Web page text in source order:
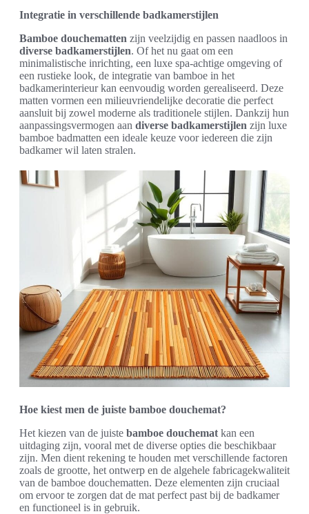
Integratie in verschillende badkamerstijlen
Bamboe douchematten zijn veelzijdig en passen naadloos in
diverse badkamerstijlen. Of het nu gaat om een
minimalistische inrichting, een luxe spa-achtige omgeving of
een rustieke look, de integratie van bamboe in het
badkamerinterieur kan eenvoudig worden gerealiseerd. Deze
matten vormen een milieuvriendelijke decoratie die perfect
aansluit bij zowel moderne als traditionele stijlen. Dankzij hun
aanpassingsvermogen aan diverse badkamerstijlen zijn luxe
bamboe badmatten een ideale keuze voor iedereen die zijn
badkamer wil laten stralen.
Hoe kiest men de juiste bamboe douchemat?
Het kiezen van de juiste bamboe douchemat kan een
uitdaging zijn, vooral met de diverse opties die beschikbaar
zijn. Men dient rekening te houden met verschillende factoren
zoals de grootte, het ontwerp en de algehele fabricagekwaliteit
van de bamboe douchematten. Deze elementen zijn cruciaal
om ervoor te zorgen dat de mat perfect past bij de badkamer
en functioneel is in gebruik.